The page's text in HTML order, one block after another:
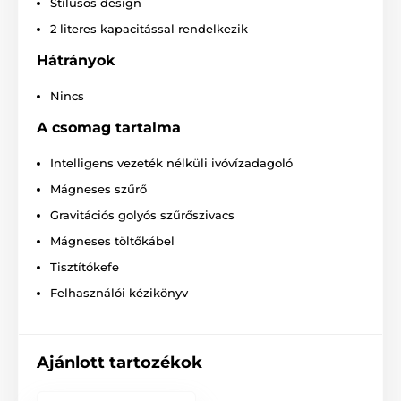
A biztonság alapvető fontosságú az
UahPet számára
Mivel a háziállatok biztonsága a legfontosabb,
anyagok felhasználásával fejlesztettük ki. Az anyag
FDA tanúsítvánnyal rendelkezik. A vezeték nélküli
2 literes kapacitással rendelkezik
Hátrányok
Nincs
A csomag tartalma
Intelligens vezeték nélküli ivóvízadagoló
Mágneses szűrő
Gravitációs golyós szűrőszivacs
Mágneses töltőkábel
Tisztítókefe
Felhasználói kézikönyv
Ajánlott tartozékok